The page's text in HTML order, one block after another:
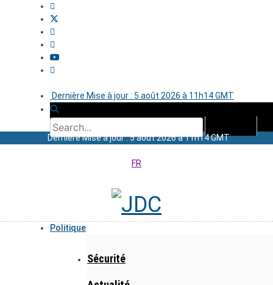
Dernière Mise à jour : 5 août 2026 à 11h14 GMT
Dernière Mise à jour : 5 août 2026 à 11h14 GMT
FR
Politique
Sécurité